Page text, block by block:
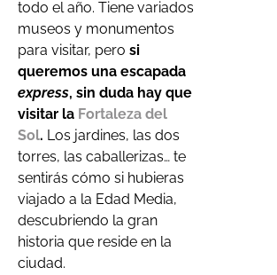
todo el año. Tiene variados
museos y monumentos
para visitar, pero si
queremos una escapada
express, sin duda hay que
visitar la Fortaleza del
Sol. Los jardines, las dos
torres, las caballerizas… te
sentirás cómo si hubieras
viajado a la Edad Media,
descubriendo la gran
historia que reside en la
ciudad.